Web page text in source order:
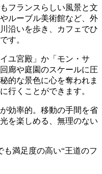
フランスらしい風景と文
ルーブル美術館など、外
沿いを歩き、カフェでひ
す。
ユ宮殿」か「モン・サ
廊や庭園のスケールに圧
的な景色に心を奪われま
行くことができます。
効率的。移動の手間を省
を楽しめる、無理のない
満足度の高い“王道のフ